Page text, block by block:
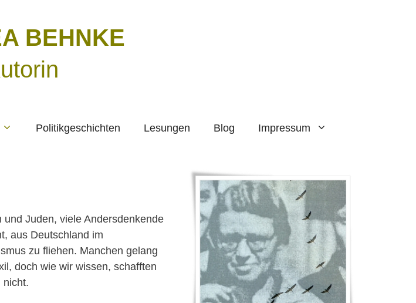
BEHNKE
Politikgeschichten Lesungen Blog Impressum
und Juden, viele Andersdenkende
aus Deutschland im
zu fliehen. Manchen gelang
doch wie wir wissen, schafften
nicht.